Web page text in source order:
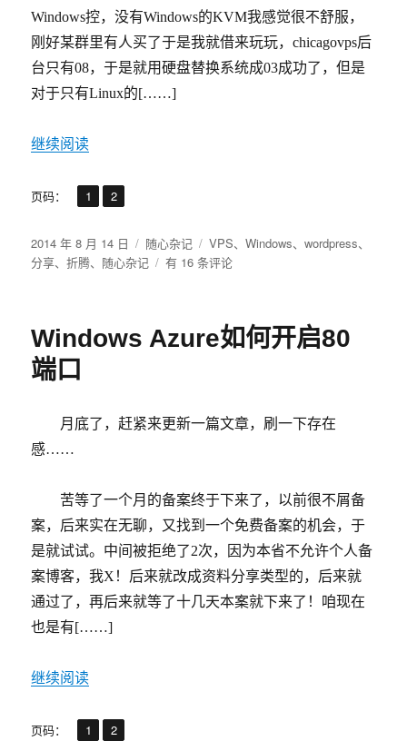
Windows控，没有Windows的KVM我感觉很不舒服，
刚好某群里有人买了于是我就借来玩玩，chicagovps后
台只有08，于是就用硬盘替换系统成03成功了，但是
对于只有Linux的[……]
继续阅读
页码： 页1 ,
页
2
发
布
2014 年 8 月 14 日
分
类
随心杂记
标
签
VPS、Windows、wordpress、
分享、折腾、 随心杂记
任
装
有 16 条评论
Windows Azure如何开启80
端口
月底了，赶紧来更新一篇文章，刷一下存在
感……
苦等了一个月的备案终于下来了，以前很不屑备
案，后来实在无聊，又找到一个免费备案的机会，于
是就试试。中间被拒绝了2次，因为本省不允许个人备
案博客，我X！后来就改成资料分享类型的，后来就
通过了，再后来就等了十几天本案就下来了！咱现在
也是有[……]
继续阅读
页码： 页1 ,
页
2